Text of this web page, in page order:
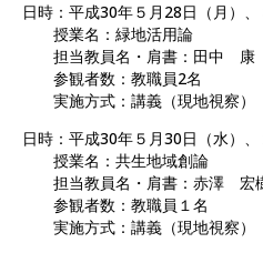
日時：平成30年５月28日（月）、
授業名：緑地活用論
担当教員名・肩書：田中
参観者数：教職員2名
実施方式：講義（現地視察）
日時：平成30年５月30日（水）、
授業名：共生地域創論
担当教員名・肩書：赤澤 宏
参観者数：教職員１名
実施方式：講義（現地視察）